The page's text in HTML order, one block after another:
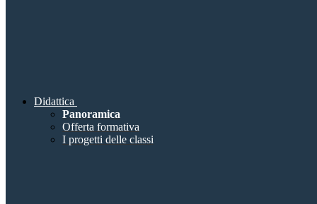
Didattica
Panoramica
Offerta formativa
I progetti delle classi